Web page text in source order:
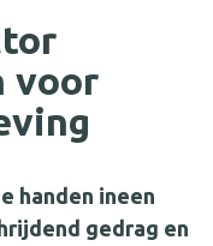
voor
handen ineen
gedrag en